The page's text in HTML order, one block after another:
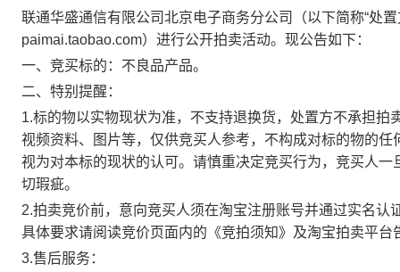
联通华盛通信有限公司北京电子商务分公司（以下简称“处
paimai.taobao.com）进行公开拍卖活动。现公告如下：
一、竞买标的：不良品产品。
二、特别提醒：
1.标的物以实物现状为准，不支持退换货，处置方不承担
视频资料、图片等，仅供竞买人参考，不构成对标的物的
视为对本标的现状的认可。请慎重决定竞买行为，竞买人
切瑕疵。
2.拍卖竞价前，意向竞买人须在淘宝注册账号并通过实名
具体要求请阅读竞价页面内的《竞拍须知》及淘宝拍卖平
3.售后服务：